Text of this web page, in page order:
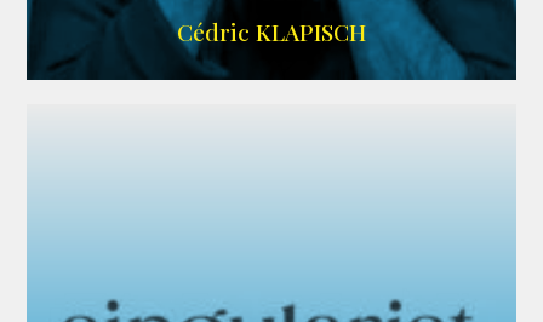
Cédric KLAPISCH